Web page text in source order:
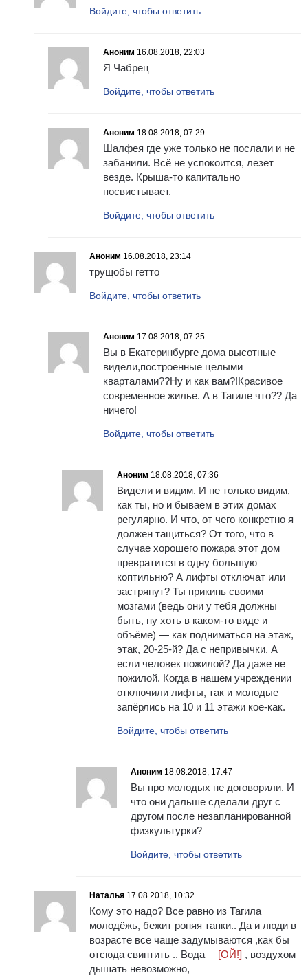
Войдите, чтобы ответить
Аноним 16.08.2018, 22:03
Я Чабрец
Войдите, чтобы ответить
Аноним 18.08.2018, 07:29
Шалфея где уже только не послали и не
забанили. Всё не успокоится, лезет
везде. Крыша-то капитально
посвистывает.
Войдите, чтобы ответить
Аноним 16.08.2018, 23:14
трущобы гетто
Войдите, чтобы ответить
Аноним 17.08.2018, 07:25
Вы в Екатеринбурге дома высотные
видели,построенные целыми
кварталами??Ну и как вам?!Красивое
современное жилье. А в Тагиле что?? Да
ничего!
Войдите, чтобы ответить
Аноним 18.08.2018, 07:36
Видели и видим. И не только видим,
как ты, но и бываем в этих домах
регулярно. И что, от чего конкретно я
должен тащиться? От того, что в
случае хорошего пожара этот дом
превратится в одну большую
коптильню? А лифты отключат или
застрянут? Ты прикинь своими
мозгами (ведь они у тебя должны
быть, ну хоть в каком-то виде и
объёме) — как подниматься на этаж,
этак, 20-25-й? Да с непривычки. А
если человек пожилой? Да даже не
пожилой. Когда в нашем учреждении
отключили лифты, так и молодые
запёрлись на 10 и 11 этажи кое-как.
Войдите, чтобы ответить
Аноним 18.08.2018, 17:47
Вы про молодых не договорили. И
что они дальше сделали друг с
другом после незапланированной
физкультурки?
Войдите, чтобы ответить
Наталья 17.08.2018, 10:32
Кому это надо? Все равно из Тагила
молодёжь, бежит роняя тапки.. Да и люди в
возрасте все чаще задумываются ,как бы
отсюда свинтить .. Вода —[ОЙ!] , воздухом
дышать невозможно,